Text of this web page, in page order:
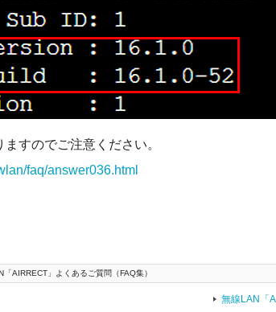
すのでご注意ください。
faq/answer036.html
AIRRECT」よくあるご質問（FAQ集）
無線LAN「